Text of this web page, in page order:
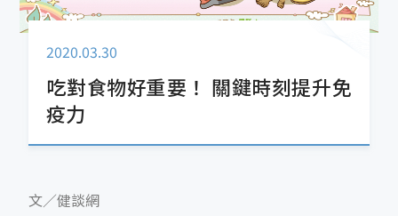
2020.03.30
吃對食物好重要！ 關鍵時刻提升免
疫力
文／健談網